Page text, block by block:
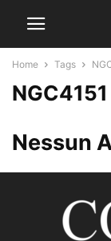
Home Tags
NGC4151
Nessun